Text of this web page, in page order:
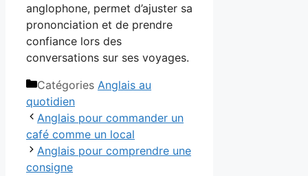
anglophone, permet d’ajuster sa
prononciation et de prendre
confiance lors des
conversations sur ses voyages.
Catégories Anglais au
quotidien
Anglais pour commander un
café comme un local
Anglais pour comprendre une
consigne